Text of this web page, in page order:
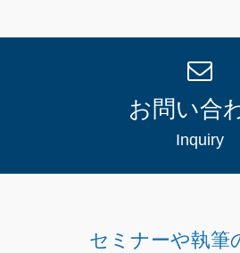
お問い合
Inquiry
セミナーや執筆